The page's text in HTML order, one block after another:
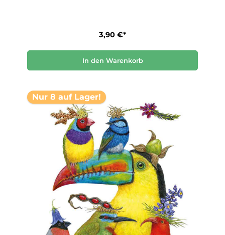
3,90 €*
In den Warenkorb
Nur 8 auf Lager!